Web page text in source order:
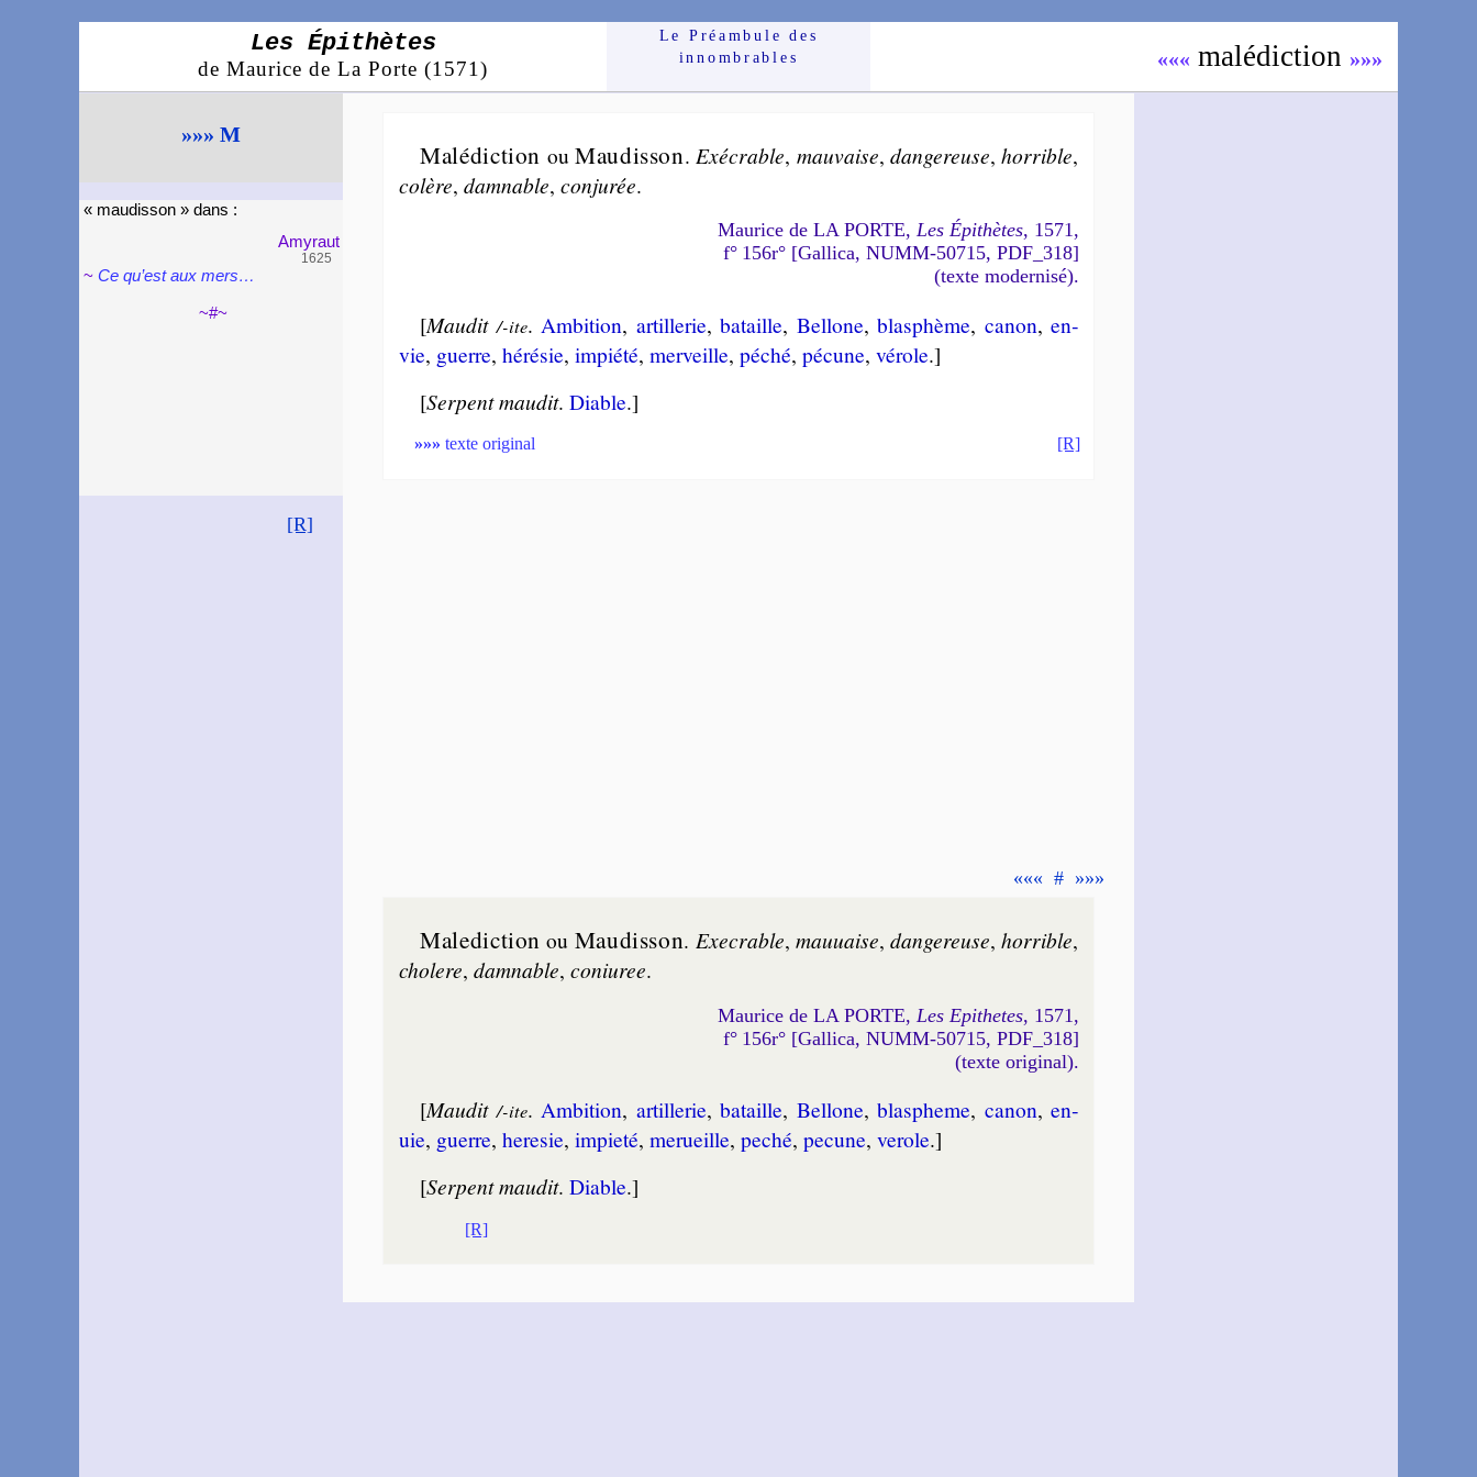
Les Épithètes
de Maurice de La Porte (1571)
Le Préam­bule des
innom­brables
««« malé­dic­tion »»»
»»» M
« maudis­son » dans :
Amy­raut
1625
~Ce qu’est aux mers…
~#~
[R]
Malédiction ou Mau­dis­son. Exé­crable, mau­vaise, dan­ge­reuse,hor­rible,
co­lère, dam­nable, con­ju­rée.
Maurice de LA PORTE,Les Épithètes, 1571,
f° 156r° [Gallica, NUMM-50715, PDF_318]
(texte modernisé).
[Maudit /-ite.Am­bi­tion, artil­le­rie,ba­taille, Bel­lone,blas­phème, ca­non,en­
vie, guerre, hé­ré­sie, im­pié­té, mer­veille, pé­ché, pé­cune, vé­role.]
[Serpent maudit.Diable.]
»»» texte original [R]
««« # »»»
Malediction ou Mau­dis­son. Exe­crable, mau­uaise,dan­ge­reuse,hor­rible,
cho­lere, dam­nable, con­iu­ree.
Maurice de LA PORTE, Les Epithetes, 1571,
f° 156r° [Gallica, NUMM-50715, PDF_318]
(texte original).
[Maudit /-ite.Am­bi­tion, artil­le­rie,ba­taille, Bel­lone,blas­pheme, ca­non,en­
uie, guerre, he­re­sie, im­pie­té, mer­ueille, pe­ché, pe­cune, ve­role.]
[Serpent maudit.Diable.]
[R]